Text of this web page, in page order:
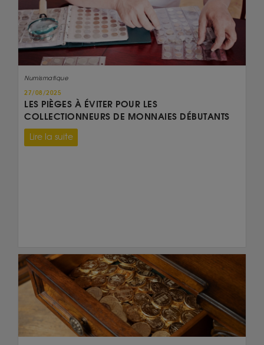
Numismatique
27/08/2025
LES PIÈGES À ÉVITER POUR LES
COLLECTIONNEURS DE MONNAIES DÉBUTANTS
Lire la suite